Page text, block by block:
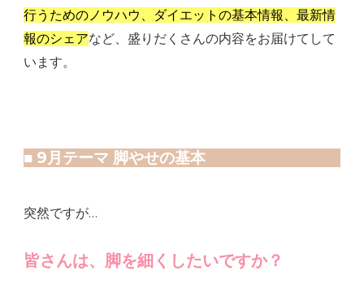
行うためのノウハウ、ダイエットの基本情報、最新情
報のシェアなど、盛りだくさんの内容をお届けてして
います。
■ 9月テーマ 脚やせの基本
突然ですが…
皆さんは、脚を細くしたいですか？